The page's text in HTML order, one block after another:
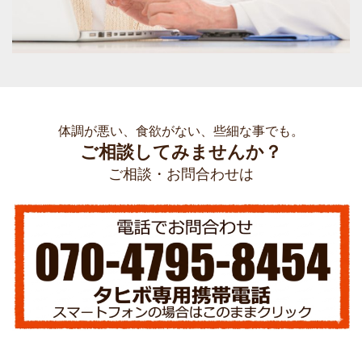
体調が悪い、食欲がない、些細な事でも。
ご相談してみませんか？
ご相談・お問合わせは